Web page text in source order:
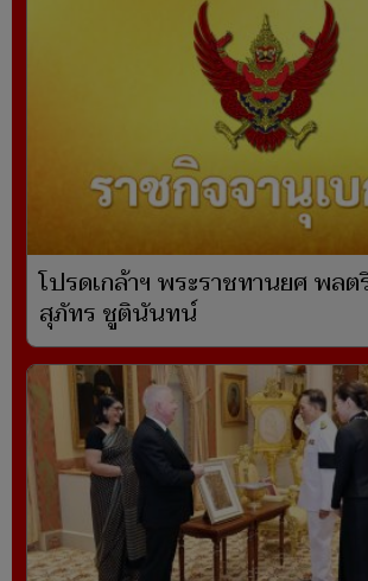
โปรดเกล้าฯ พระราชทานยศ พล
สุภัทร ชูตินันทน์